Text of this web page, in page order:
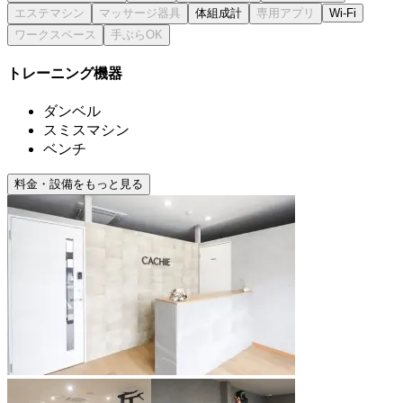
体組成計 Wi-Fi
トレーニング機器
ダンベル
スミスマシン
ベンチ
料金・設備をもっと見る